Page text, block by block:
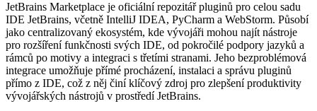
JetBrains Marketplace je oficiální repozitář pluginů pro celou sadu
IDE JetBrains, včetně IntelliJ IDEA, PyCharm a WebStorm. Působí
jako centralizovaný ekosystém, kde vývojáři mohou najít nástroje
pro rozšíření funkčnosti svých IDE, od pokročilé podpory jazyků a
rámců po motivy a integraci s třetími stranami. Jeho bezproblémová
integrace umožňuje přímé procházení, instalaci a správu pluginů
přímo z IDE, což z něj činí klíčový zdroj pro zlepšení produktivity
vývojářských nástrojů v prostředí JetBrains.